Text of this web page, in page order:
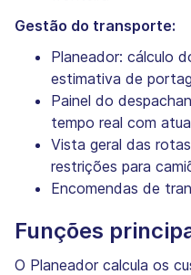
Gestão do transporte:
Planeador: cálculo
estimativa de
Painel do
tempo real com
Vista geral das
restrições para
Encomendas de
Funções
O Planeador calcula os